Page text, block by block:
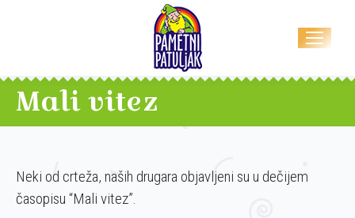
Mali vitez
Neki od crteža, naših drugara objavljeni su u dečijem
časopisu “Mali vitez”.